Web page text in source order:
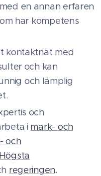
en annan erfaren
har kompetens
kontaktnät med
och kan
och lämplig
och
i mark- och
och
Högsta
regeringen.